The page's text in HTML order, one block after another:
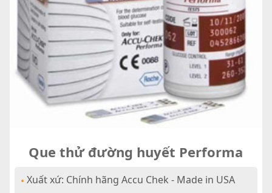
Que thử đường huyết Performa
• Xuất xứ: Chính hãng Accu Chek - Made in USA